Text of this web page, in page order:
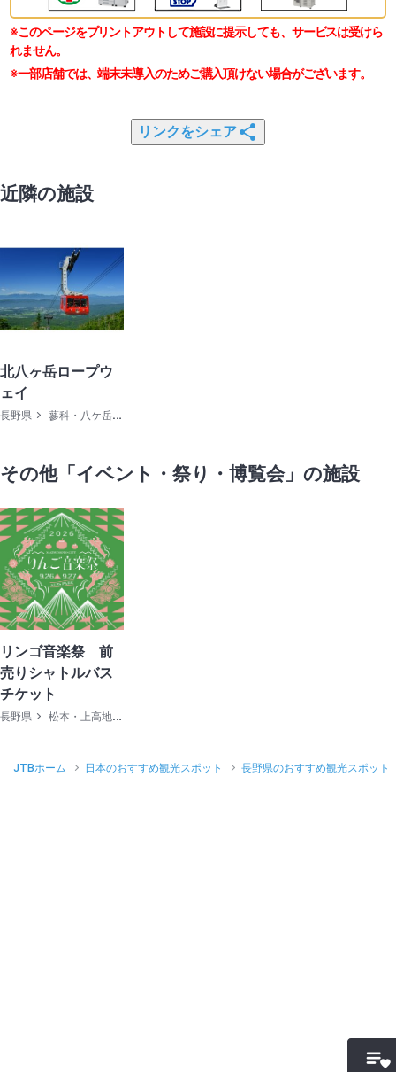
※このページをプリントアウトして施設に提示しても、サービスは受けら
れません。
※一部店舗では、端末未導入のためご購入頂けない場合がございます。
リンクをシェア
近隣の施設
北八ヶ岳ロープウ
ェイ
長野県 蓼科・八ケ岳・諏訪
その他「イベント・祭り・博覧会」の施設
リンゴ音楽祭 前
売りシャトルバス
チケット
長野県 松本・上高地・美ケ原
お気
JTBホーム 日本のおすすめ観光スポット 長野県のおすすめ観光スポット